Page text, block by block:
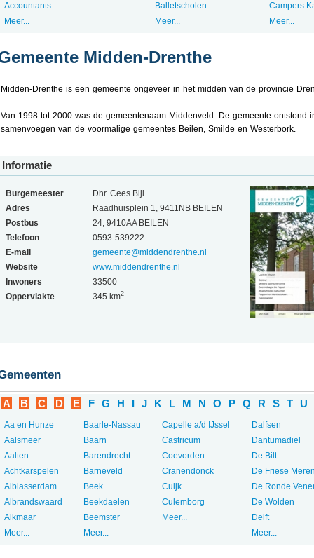
Accountants
Meer...
Balletscholen
Meer...
Campers
Meer...
Midden-Drenthe
Midden-Drenthe is een gemeente ongeveer in het midden van de provincie
Van 1998 tot 2000 was de gemeentenaam Middenveld. De gemeente ontstond
samenvoegen van de voormalige gemeentes Beilen, Smilde en Westerbork.
Informatie
Burgemeester
Dhr. Cees Bijl
Adres
Raadhuisplein 1, 9411NB BEILEN
Postbus
24, 9410AA BEILEN
Telefoon
0593-539222
E-mail
gemeente@middendrenthe.nl
Website
www.middendrenthe.nl
Inwoners
33500
Oppervlakte
345 km2
A B C D E F G H I J K L M N O P Q R S T U
Aa en Hunze
Aalsmeer
Aalten
Achtkarspelen
Alblasserdam
Albrandswaard
Alkmaar
Meer...
Baarle-Nassau
Baarn
Barendrecht
Barneveld
Beek
Beekdaelen
Beemster
Meer...
Capelle a/d IJssel
Castricum
Coevorden
Cranendonck
Cuijk
Culemborg
Meer...
Dalfsen
Dantumadiel
De Bilt
De Friese
De Ronde
De Wolden
Delft
Meer...